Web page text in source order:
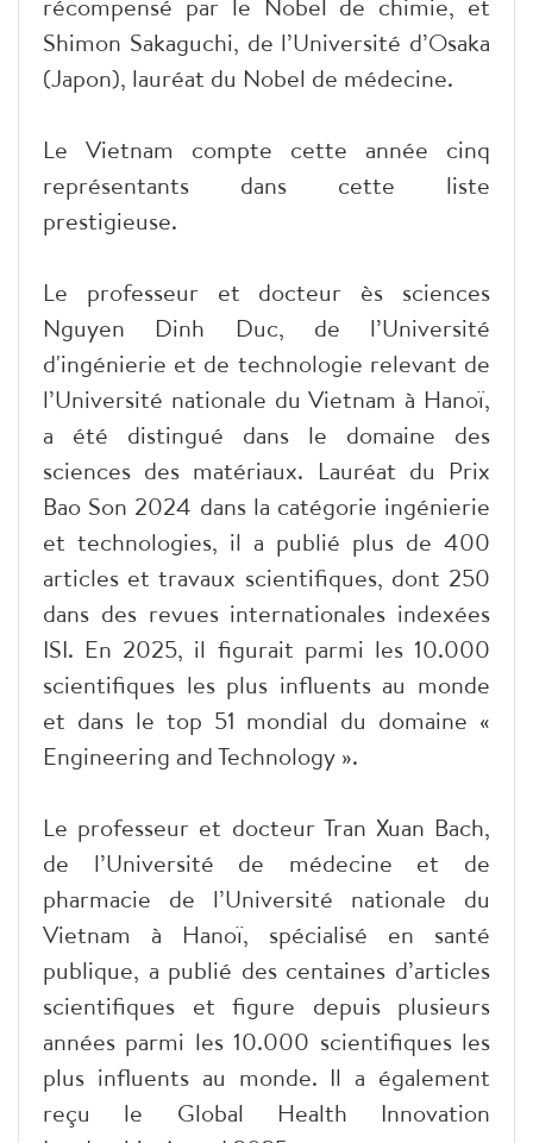
récompensé par le Nobel de chimie, et
Shimon Sakaguchi, de l’Université d’Osaka
(Japon), lauréat du Nobel de médecine.
Le Vietnam compte cette année cinq
représentants dans cette liste
prestigieuse.
Le professeur et docteur ès sciences
Nguyen Dinh Duc, de l’Université
d'ingénierie et de technologie relevant de
l’Université nationale du Vietnam à Hanoï,
a été distingué dans le domaine des
sciences des matériaux. Lauréat du Prix
Bao Son 2024 dans la catégorie ingénierie
et technologies, il a publié plus de 400
articles et travaux scientifiques, dont 250
dans des revues internationales indexées
ISI. En 2025, il figurait parmi les 10.000
scientifiques les plus influents au monde
et dans le top 51 mondial du domaine «
Engineering and Technology ».
Le professeur et docteur Tran Xuan Bach,
de l’Université de médecine et de
pharmacie de l’Université nationale du
Vietnam à Hanoï, spécialisé en santé
publique, a publié des centaines d’articles
scientifiques et figure depuis plusieurs
années parmi les 10.000 scientifiques les
plus influents au monde. Il a également
reçu le Global Health Innovation